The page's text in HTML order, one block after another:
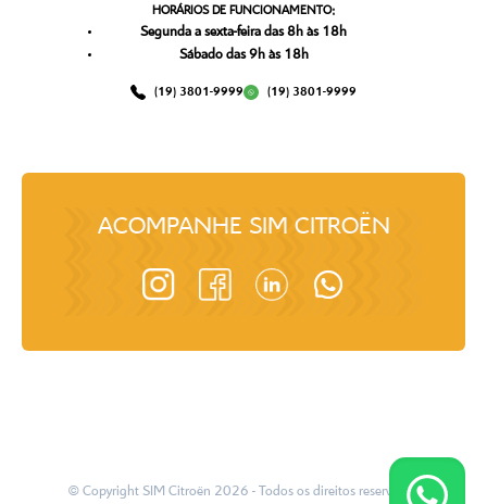
HORÁRIOS DE FUNCIONAMENTO:
Segunda a sexta-feira das 8h às 18h
Sábado das 9h às 18h
(19) 3801-9999 (19) 3801-9999
ACOMPANHE SIM CITROËN
© Copyright SIM Citroën 2026 - Todos os direitos reservados